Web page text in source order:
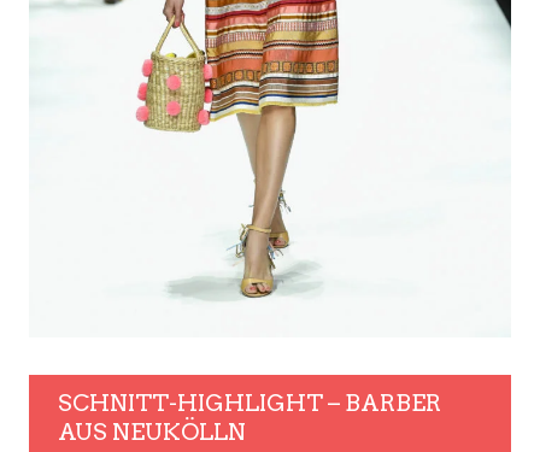
SCHNITT-HIGHLIGHT – BARBER
AUS NEUKÖLLN